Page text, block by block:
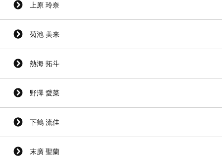
上原 玲奈
菊池 美来
熱海 拓斗
野澤 愛菜
下鶴 流佳
末廣 聖蘭